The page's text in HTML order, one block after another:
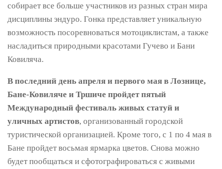
собирает все больше участников из разных стран мира
дисциплины эндуро. Гонка представляет уникальную
возможность посоревноваться мотоциклистам, а также
насладиться природными красотами Гучево и Бани
Ковиляча.
В последний день апреля и первого мая в Лознице,
Бане-Ковиляче и Тршиче пройдет пятый
Международный фестиваль живых статуй и
уличных артистов, организованный городской
туристической организацией. Кроме того, с 1 по 4 мая в
Бане пройдет восьмая ярмарка цветов. Снова можно
будет пообщаться и сфотографироваться с живыми